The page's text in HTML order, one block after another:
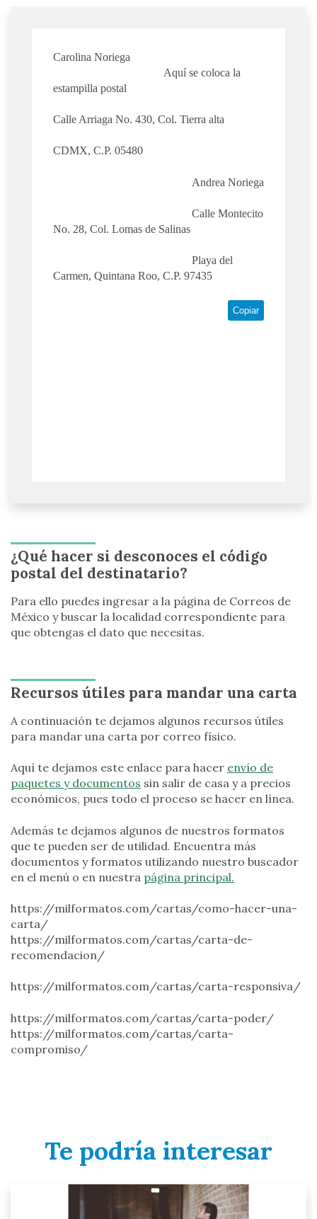
Carolina Noriega
Aquí se coloca la
estampilla postal
Calle Arriaga No. 430, Col. Tierra alta
CDMX, C.P. 05480
Andrea Noriega
Calle Montecito
No. 28, Col. Lomas de Salinas
Playa del
Carmen, Quintana Roo, C.P. 97435
Copiar
¿Qué hacer si desconoces el código
postal del destinatario?
Para ello puedes ingresar a la página de Correos de
México y buscar la localidad correspondiente para
que obtengas el dato que necesitas.
Recursos útiles para mandar una carta
A continuación te dejamos algunos recursos útiles
para mandar una carta por correo físico.
Aquí te dejamos este enlace para hacer envío de
paquetes y documentos sin salir de casa y a precios
económicos, pues todo el proceso se hacer en línea.
Además te dejamos algunos de nuestros formatos
que te pueden ser de utilidad. Encuentra más
documentos y formatos utilizando nuestro buscador
en el menú o en nuestra página principal.
https://milformatos.com/cartas/como-hacer-una-
carta/
https://milformatos.com/cartas/carta-de-
recomendacion/
https://milformatos.com/cartas/carta-responsiva/
https://milformatos.com/cartas/carta-poder/
https://milformatos.com/cartas/carta-
compromiso/
Te podría interesar